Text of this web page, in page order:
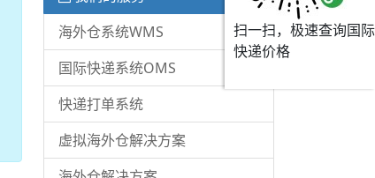
海外仓系统WMS
国际快递系统OMS
快递打单系统
虚拟海外仓解决方案
扫一扫，极速查询国际
快递价格